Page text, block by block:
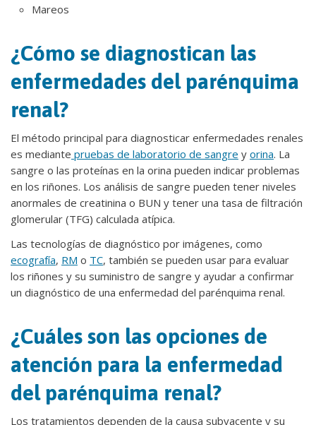
Mareos
¿Cómo se diagnostican las
enfermedades del parénquima
renal?
El método principal para diagnosticar enfermedades renales
es mediante pruebas de laboratorio de sangre y orina. La
sangre o las proteínas en la orina pueden indicar problemas
en los riñones. Los análisis de sangre pueden tener niveles
anormales de creatinina o BUN y tener una tasa de filtración
glomerular (TFG) calculada atípica.
Las tecnologías de diagnóstico por imágenes, como
ecografía, RM o TC, también se pueden usar para evaluar
los riñones y su suministro de sangre y ayudar a confirmar
un diagnóstico de una enfermedad del parénquima renal.
¿Cuáles son las opciones de
atención para la enfermedad
del parénquima renal?
Los tratamientos dependen de la causa subyacente y su